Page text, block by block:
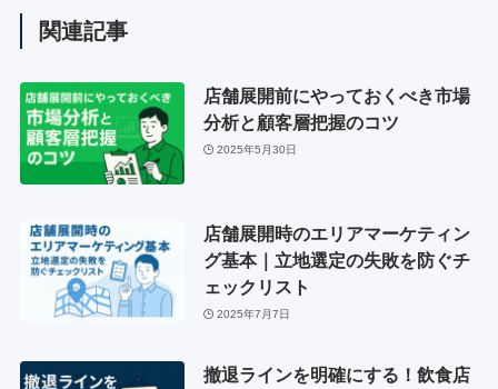
関連記事
店舗展開前にやっておくべき市場
分析と顧客層把握のコツ
2025年5月30日
店舗展開時のエリアマーケティン
グ基本｜立地選定の失敗を防ぐチ
ェックリスト
2025年7月7日
撤退ラインを明確にする！飲食店